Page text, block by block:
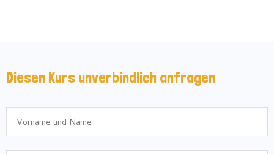
Diesen Kurs unverbindlich anfragen